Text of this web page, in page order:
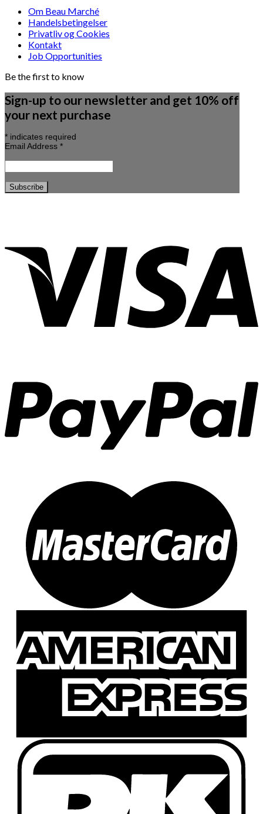
Om Beau Marché
Handelsbetingelser
Privatliv og Cookies
Kontakt
Job Opportunities
Be the first to know
Sign-up to our newsletter and get 10% off
your next purchase
* indicates required
Email Address *